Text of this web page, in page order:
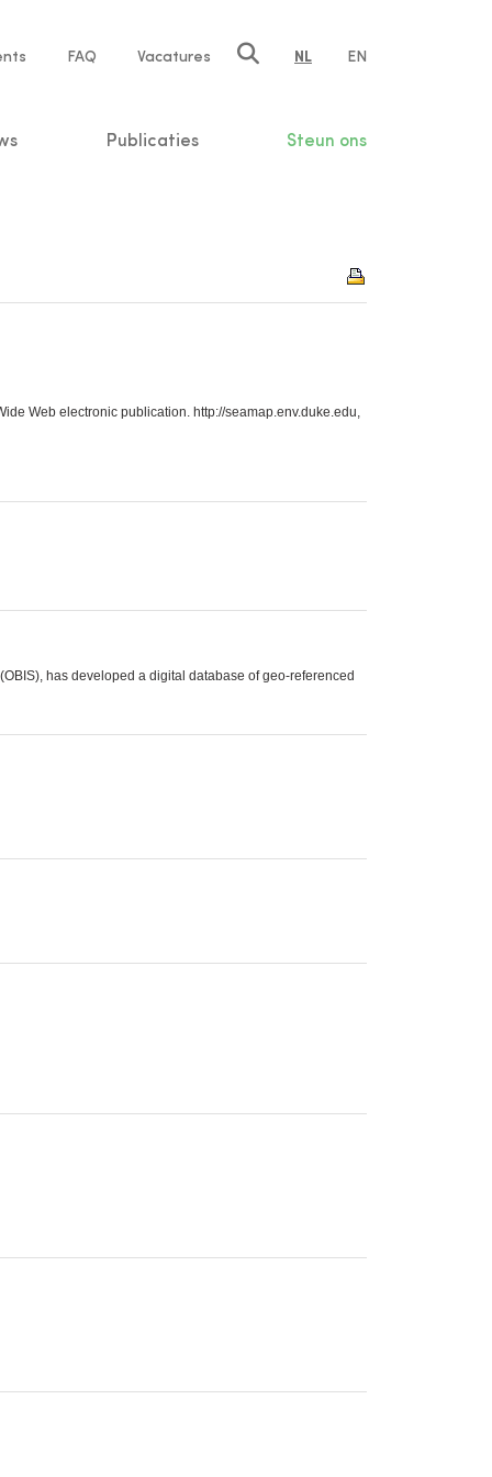
FAQ Vacatures NL EN
Publicaties Steun ons
Web electronic publication. http://seamap.env.duke.edu,
has developed a digital database of geo-referenced